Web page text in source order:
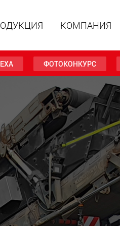
для
15 т до
до 500 т
КОМПАНИЯ
ФОТОКОНКУРС